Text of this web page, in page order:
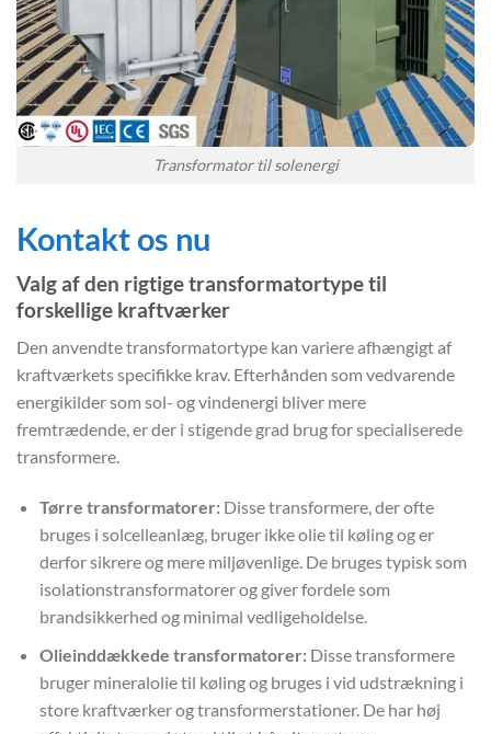
Transformator til solenergi
Kontakt os nu
Valg af den rigtige transformatortype til
forskellige kraftværker
Den anvendte transformatortype kan variere afhængigt af
kraftværkets specifikke krav. Efterhånden som vedvarende
energikilder som sol- og vindenergi bliver mere
fremtrædende, er der i stigende grad brug for specialiserede
transformere.
Tørre transformatorer:Disse transformere, der ofte
bruges i solcelleanlæg, bruger ikke olie til køling og er
derfor sikrere og mere miljøvenlige. De bruges typisk som
isolationstransformatorer og giver fordele som
brandsikkerhed og minimal vedligeholdelse.
Olieinddækkede transformatorer:Disse transformere
bruger mineralolie til køling og bruges i vid udstrækning i
store kraftværker og transformerstationer. De har høj